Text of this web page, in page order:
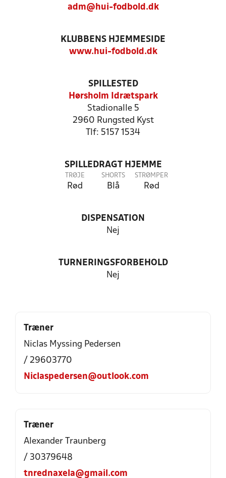
adm@hui-fodbold.dk
KLUBBENS HJEMMESIDE
www.hui-fodbold.dk
SPILLESTED
Hørsholm Idrætspark
Stadionalle 5
2960 Rungsted Kyst
Tlf: 5157 1534
SPILLEDRAGT HJEMME
TRØJE
Rød
SHORTS
Blå
STRØMPER
Rød
DISPENSATION
Nej
TURNERINGSFORBEHOLD
Nej
Træner
Niclas Myssing Pedersen
/ 29603770
Niclaspedersen@outlook.com
Træner
Alexander Traunberg
/ 30379648
tnrednaxela@gmail.com